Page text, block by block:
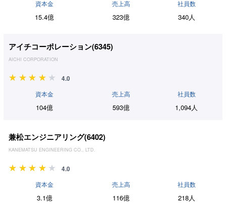
資本金
15.4億
売上高
323億
社員数
340人
アイチコーポレーション(6345)
AICHI CORPORATION
4.0
資本金
104億
売上高
593億
社員数
1,094人
兼松エンジニアリング(6402)
KANEMATSU ENGINEERING CO., LTD.
4.0
資本金
3.1億
売上高
116億
社員数
218人